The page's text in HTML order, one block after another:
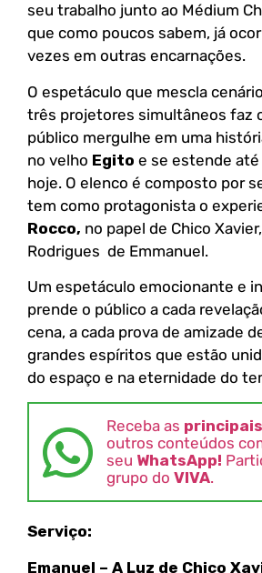
seu trabalho junto ao Médium
que como poucos sabem, já
vezes em outras encarnações.
O espetáculo que mescla
três projetores simultâneos faz
público mergulhe em uma
no velho Egito e se estende até
hoje. O elenco é composto por
tem como protagonista o
Rocco, no papel de Chico
Rodrigues de Emmanuel.
Um espetáculo emocionante e
prende o público a cada
cena, a cada prova de amizade
grandes espíritos que estão
do espaço e na eternidade do
Receba as
outros conteúdos
seu WhatsApp!
grupo do VIVA.
Serviço:
Emanuel – A Luz de Chico